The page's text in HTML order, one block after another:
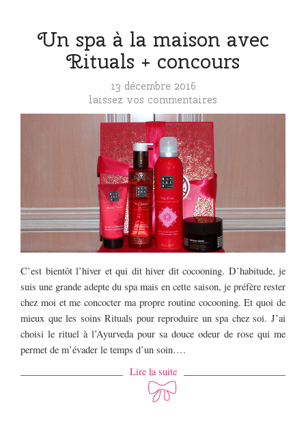
Un spa à la maison avec
Rituals + concours
13 décembre 2016
laissez vos commentaires
C’est bientôt l’hiver et qui dit hiver dit cocooning. D’habitude, je
suis une grande adepte du spa mais en cette saison, je préfère rester
chez moi et me concocter ma propre routine cocooning. Et quoi de
mieux que les soins Rituals pour reproduire un spa chez soi. J’ai
choisi le rituel à l’Ayurveda pour sa douce odeur de rose qui me
permet de m’évader le temps d’un soin….
Lire la suite